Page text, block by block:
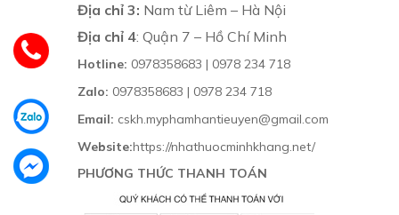
Địa chỉ 3: Nam từ Liêm – Hà Nội
Địa chỉ 4: Quận 7 – Hồ Chí Minh
Hotline: 0978358683 | 0978 234 718
Zalo: 0978358683 | 0978 234 718
Email: cskh.myphamhantieuyen@gmail.com
Website:https://nhathuocminhkhang.net/
PHƯƠNG THỨC THANH TOÁN